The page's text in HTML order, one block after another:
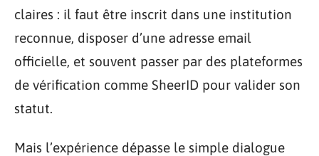
claires : il faut être inscrit dans une institution
reconnue, disposer d’une adresse email
officielle, et souvent passer par des plateformes
de vérification comme SheerID pour valider son
statut.
Mais l’expérience dépasse le simple dialogue